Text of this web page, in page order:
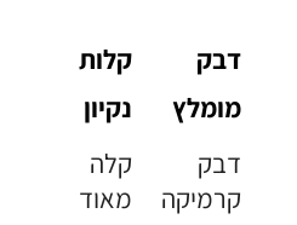
דבק
מומלץ
דבק
קרמיקה
קלות
נקיון
קלה
מאוד